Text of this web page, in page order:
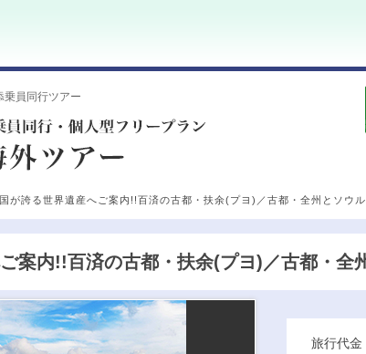
乗員同行ツアー
が誇る世界遺産へご案内!!百済の古都・扶余(プヨ)／古都・全州とソウ
案内!!百済の古都・扶余(プヨ)／古都・全
旅行代金